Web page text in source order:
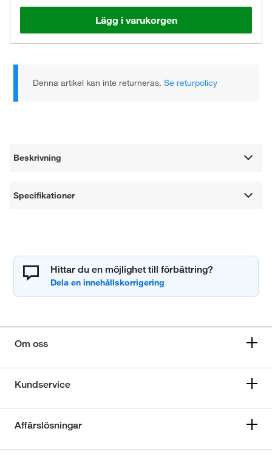
Lägg i varukorgen
Denna artikel kan inte returneras.Se returpolicy
Beskrivning
Specifikationer
Hittar du en möjlighet till förbättring?
Om oss
Kundservice
Affärslösningar